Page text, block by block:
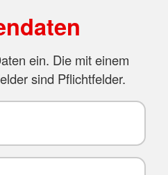
ein. Die mit einem
sind Pflichtfelder.